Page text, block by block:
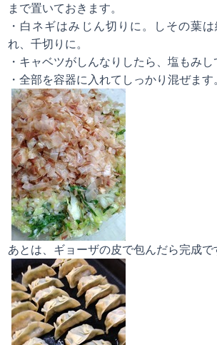
まで置いておきます。
・白ネギはみじん切りに。しその葉
れ、千切りに。
・キャベツがしんなりしたら、塩もみし
・全部を容器に入れてしっかり混ぜます
あとは、ギョーザの皮で包んだら完成で